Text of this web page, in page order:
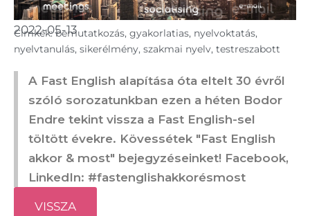
2022-05-13
Cimkék: bemutatkozás, gyakorlatias, nyelvoktatás,
nyelvtanulás, sikerélmény, szakmai nyelv, testreszabott
A Fast English alapítása óta eltelt 30 évről
szóló sorozatunkban ezen a héten Bodor
Endre tekint vissza a Fast English-sel
töltött évekre. Kövessétek "Fast English
akkor & most" bejegyzéseinket! Facebook,
LinkedIn: #fastenglishakkorésmost
VISSZA